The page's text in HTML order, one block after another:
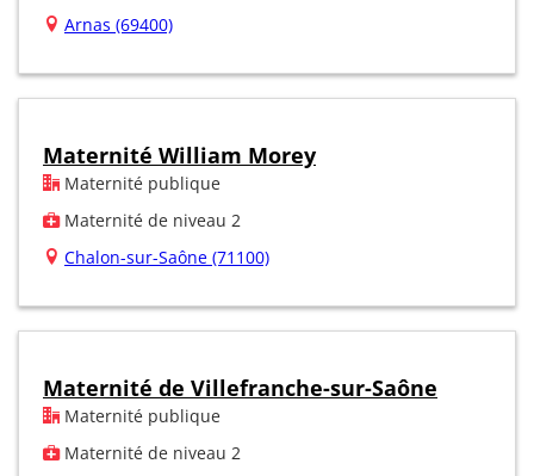
Arnas (69400)
Maternité William Morey
Maternité publique
Maternité de niveau 2
Chalon-sur-Saône (71100)
Maternité de Villefranche-sur-Saône
Maternité publique
Maternité de niveau 2